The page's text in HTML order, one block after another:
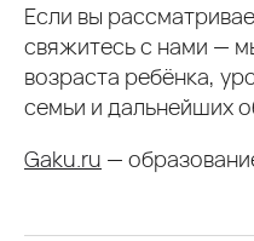
Если вы
свяжитесь с нами —
возраста ребёнка,
семьи и дальнейших
Gaku.ru —